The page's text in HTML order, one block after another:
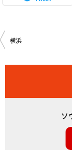
投
ビ
横浜
ソ